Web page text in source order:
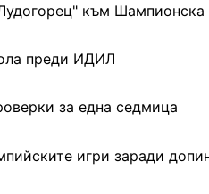
към Шампионска
преди ИДИЛ
за една седмица
игри заради